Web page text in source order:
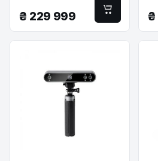
₴ 229 999 ₴